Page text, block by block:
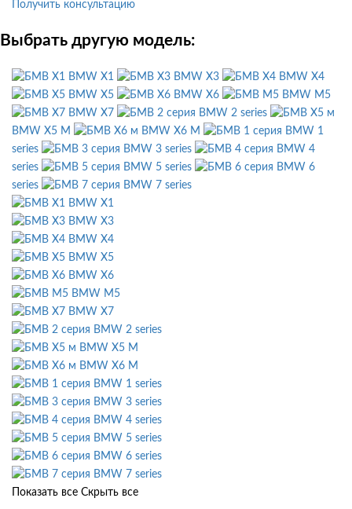
Получить консультацию
Выбрать другую модель:
BMW X1 BMW X3
BMW X4
BMW X5
BMW X6
BMW M5
BMW X7
BMW 2 series
BMW X5 M
BMW X6 M
BMW 1
series
BMW 3 series
BMW 4
series
BMW 5 series
BMW 6
series
BMW 7 series
BMW X1
BMW X3
BMW X4
BMW X5
BMW X6
BMW M5
BMW X7
BMW 2 series
BMW X5 M
BMW X6 M
BMW 1 series
BMW 3 series
BMW 4 series
BMW 5 series
BMW 6 series
BMW 7 series
Показать все Скрыть все